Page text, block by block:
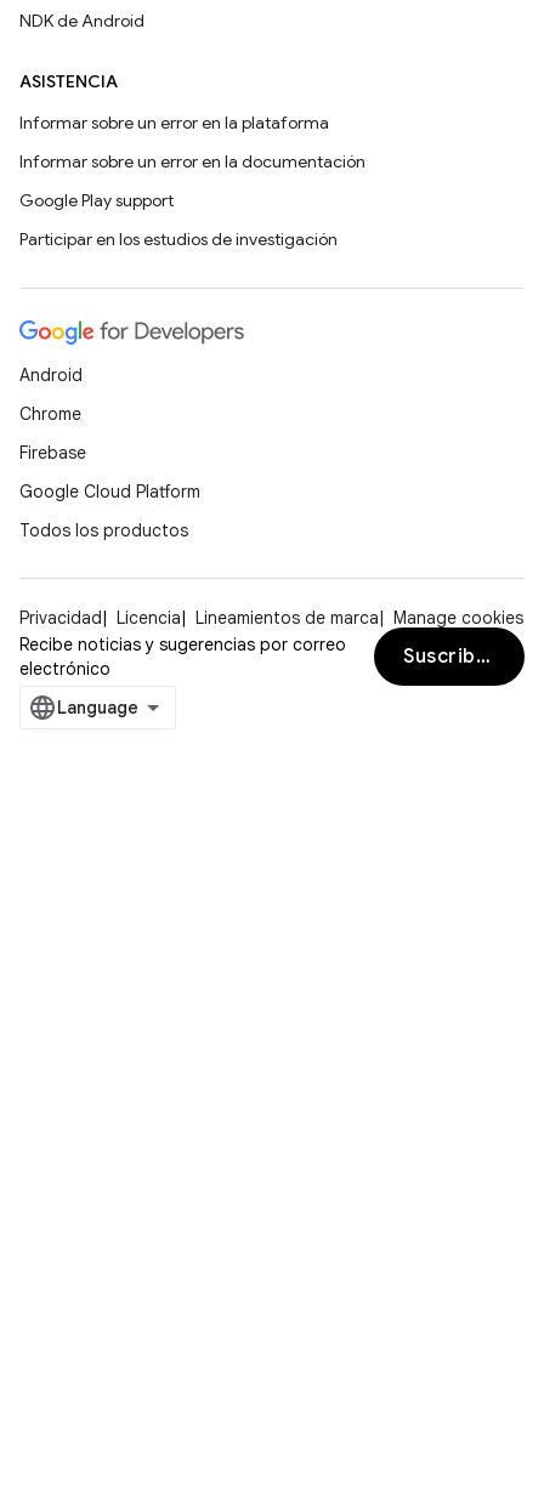
NDK de Android
ASISTENCIA
Informar sobre un error en la plataforma
Informar sobre un error en la documentación
Google Play support
Participar en los estudios de investigación
Android
Chrome
Firebase
Google Cloud Platform
Todos los productos
Privacidad Licencia Lineamientos de marca
Manage cookies
Recibe noticias y sugerencias por correo
electrónico
Suscribirse